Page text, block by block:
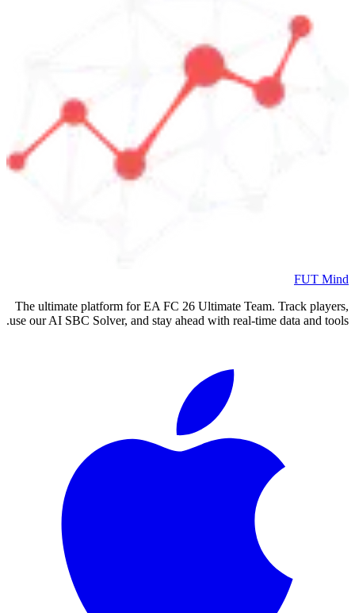
FUT Mind
The ultimate platform for EA FC 26 Ultimate Team. Track players,
use our AI SBC Solver, and stay ahead with real-time data and tools.